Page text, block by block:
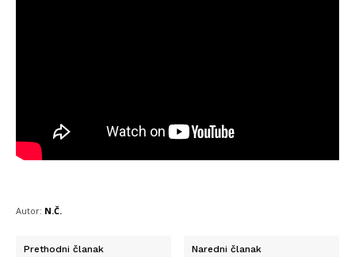
Autor: N.Č.
Prethodni članak Naredni članak